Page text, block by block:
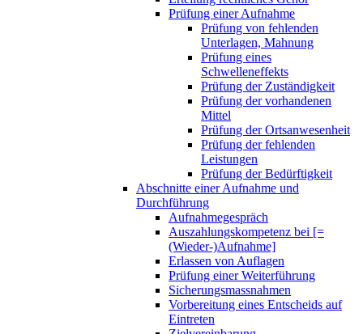
Prüfung einer Aufnahme
Prüfung von fehlenden
Unterlagen, Mahnung
Prüfung eines
Schwelleneffekts
Prüfung der Zuständigkeit
Prüfung der vorhandenen
Mittel
Prüfung der Ortsanwesenheit
Prüfung der fehlenden
Leistungen
Prüfung der Bedürftigkeit
Abschnitte einer Aufnahme und
Durchführung
Aufnahmegespräch
Auszahlungskompetenz bei [=
(Wieder-)Aufnahme]
Erlassen von Auflagen
Prüfung einer Weiterführung
Sicherungsmassnahmen
Vorbereitung eines Entscheids auf
Eintreten